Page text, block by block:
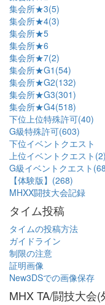
集会所★3(5)
集会所★4(3)
集会所★5
集会所★6
集会所★7(2)
集会所★G1(54)
集会所★G2(132)
集会所★G3(301)
集会所★G4(518)
下位上位特殊許可(40)
G級特殊許可(603)
下位イベントクエスト
上位イベントクエスト(2)
G級イベントクエスト
【体験版】(268)
MHXX闘技大会記録
タイム投稿
タイムの投稿方法
ガイドライン
制限の注意
証明画像
New3DSでの画像保存
MHX TA/闘技大会